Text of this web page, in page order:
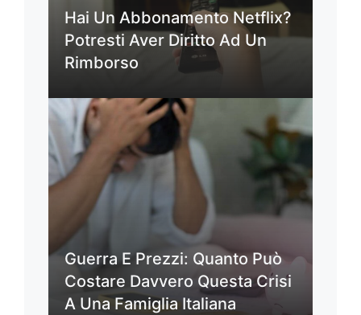
Hai Un Abbonamento Netflix?
Potresti Aver Diritto Ad Un
Rimborso
Guerra E Prezzi: Quanto Può
Costare Davvero Questa Crisi
A Una Famiglia Italiana